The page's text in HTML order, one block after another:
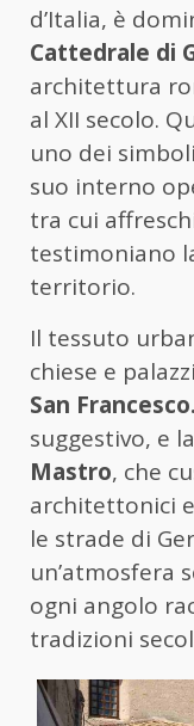
d’Italia, è
Cattedrale di
architettura
al XII secolo.
uno dei
suo interno
tra cui
testimoniano
territorio.
Il tessuto
chiese e
San
suggestivo, e la
Mastro, che
architettonici
le strade di
un’atmosfera
ogni angolo
tradizioni